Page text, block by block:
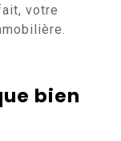
votre
bien